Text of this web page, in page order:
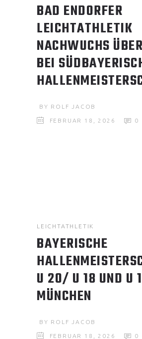
BAD ENDORFER
LEICHTATHLETIK
NACHWUCHS
BEI
BY ROLF JACOB
FEBRUAR 18, 2026 0
LEICHTATHLETIK
BAYERISCHE
U 20/ U 18 UND U
MÜNCHEN
BY ROLF JACOB
FEBRUAR 18, 2026 0